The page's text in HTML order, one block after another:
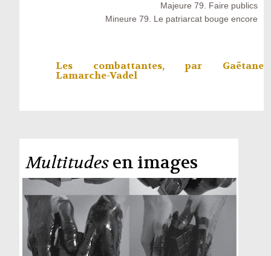
Majeure 79. Faire publics
Mineure 79. Le patriarcat bouge encore
Les combattantes, par Gaëtane
Lamarche-Vadel
Multitudesen images